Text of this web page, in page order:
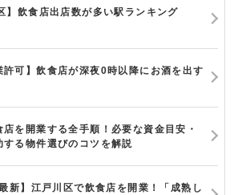
】飲食店出店数が多い駅ランキング
許可】飲食店が深夜0時以降にお酒を出す
店を開業する全手順！必要な資金目安・
する物件選びのコツを解説
新】江戸川区で飲食店を開業！「成熟し